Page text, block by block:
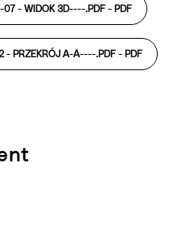
07 - WIDOK 3D----.PDF - PDF
- PRZEKRÓJ A-A----.PDF - PDF